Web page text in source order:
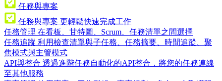
任務與專案
任務與專案 更輕鬆快速完成工作
任務管理 在看板、甘特圖、Scrum、任務清單之間選擇
任務追蹤 利用檢查清單與子任務、任務摘要、時間追蹤、聚
焦模式與主管模式
API與整合 透過進階任務自動化的API整合，將您的任務連線
至其他服務